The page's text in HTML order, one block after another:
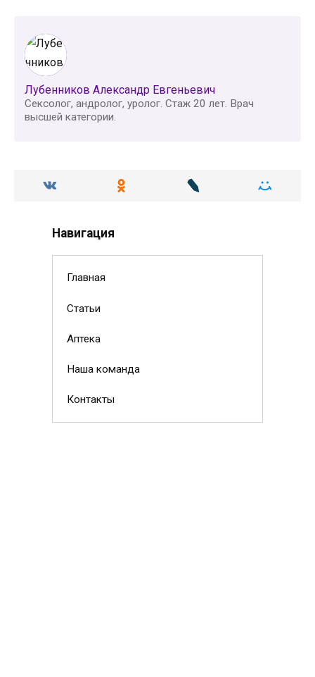
Лубенников Александр Евгеньевич
Сексолог, андролог, уролог. Стаж 20 лет. Врач
высшей категории.
Навигация
Главная
Статьи
Аптека
Наша команда
Контакты